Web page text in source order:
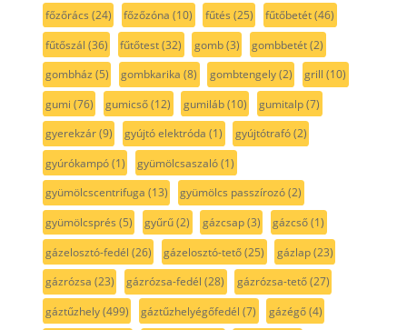
főzőrács (24) főzőzóna (10) fűtés (25) fűtőbetét(46)
fűtőszál (36) fűtőtest(32) gomb(3) gombbetét(2)
gombház (5) gombkarika (8) gombtengely(2) grill (10)
gumi (76) gumicső(12) gumiláb(10) gumitalp(7)
gyerekzár(9) gyújtó elektróda (1) gyújtótrafó(2)
gyúrókampó(1) gyümölcsaszaló(1)
gyümölcscentrifuga (13) gyümölcs passzírozó(2)
gyümölcsprés (5) gyűrű(2) gázcsap(3) gázcső(1)
gázelosztó-fedél (26) gázelosztó-tető(25) gázlap(23)
gázrózsa (23) gázrózsa-fedél (28) gázrózsa-tető(27)
gáztűzhely(499) gáztűzhelyégőfedél (7) gázégő(4)